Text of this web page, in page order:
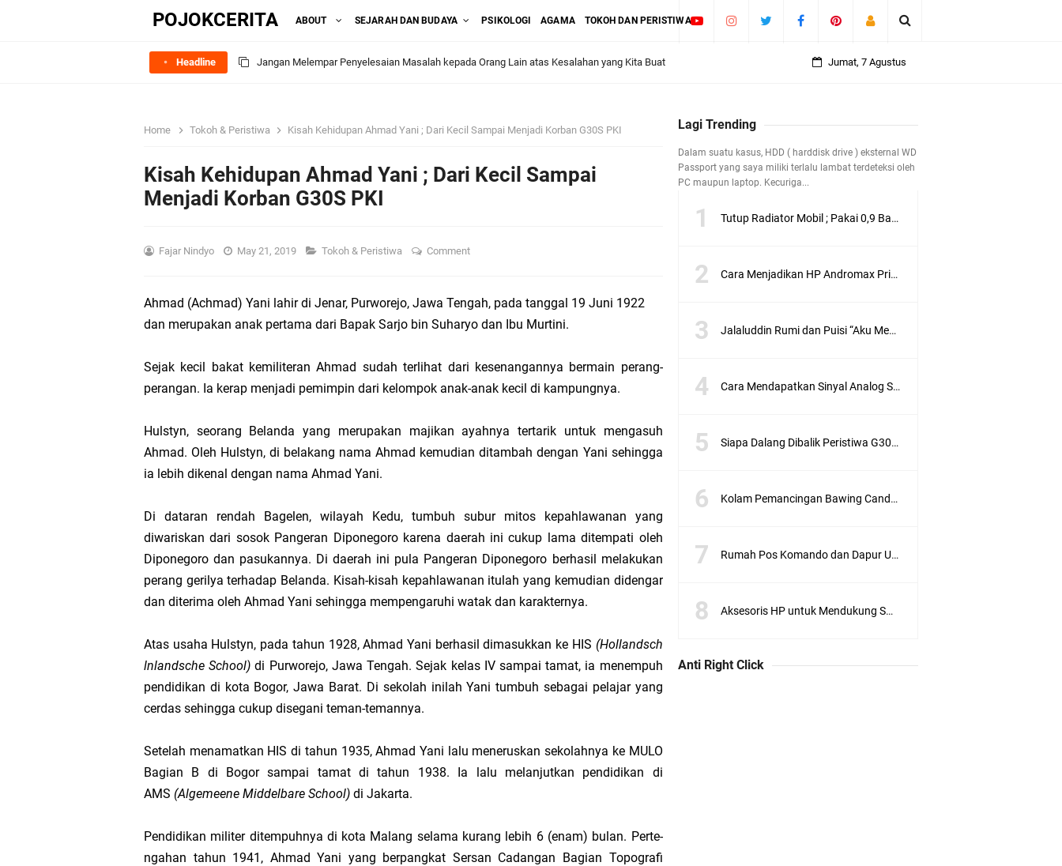
POJOKCERITA ABOUT SEJARAH DAN BUDAYA PSIKOLOGI AGAMA TOKOH DAN PERISTIWA
Headline Stop Menormalisasi Politik Kantor
Asuransi Kesehatan; Lini Bisnis Asuransi Umum atau Asuransi Jiwa?
Perbedaan ‘Perlakuan’ atas Produk Asuransi Kecelakaan Diri antara UU No. 2 Tahun 1992 dan UU No. 40 Tahun
2014
Pesugihan Gunung Kawi dan Sikap Seorang Muslim yang Seharusnya
Julid-nya Orang Indonesia Menjelang Hari Raya Kurban
Saat Tiba Di Persimpangan Jalan
Ketika Permainan “Cari Kelompok” Justru Mengajarkan Pengkhianatan Terselubung
Tentang Laki-Laki yang Bekerja Jauh
Cara Melakukan Utang Piutang yang Benar Baik dari Sisi Psikologis maupun Administratif
Bersikap Berlebihan dalam Ibadah Sholat Tarawih di Masjid
Apakah Dapat Dibenarkan Terjadi Negosiasi KPI dalam Suatu Organisasi?
Tata Cara Penyusunan KPI Individu dalam Kondisi adanya Saling Kebergantungan (Interdependensi)
Penentuan KPI Berbasis Volume; Ilusi Pertumbuhan Tanpa Batas
Jumat, 7 Agustus
Home Tokoh & Peristiwa Kisah Kehidupan Ahmad Yani ; Dari Kecil Sampai Menjadi Korban G30S PKI
Kisah Kehidupan Ahmad Yani ; Dari Kecil Sampai
Menjadi Korban G30S PKI
Fajar Nindyo May 21, 2019 Tokoh & Peristiwa Comment
Ahmad (Achmad) Yani lahir di Jenar, Purworejo, Jawa Tengah, pada tanggal 19 Juni 1922
dan merupakan anak pertama dari Bapak Sarjo bin Suharyo dan Ibu Murtini.
Sejak kecil bakat kemiliteran Ahmad sudah terlihat dari kesenangannya bermain perang-
perangan. Ia kerap menjadi pemimpin dari kelompok anak-anak kecil di kampungnya.
Hulstyn, seorang Belanda yang merupakan majikan ayahnya tertarik untuk mengasuh
Ahmad. Oleh Hulstyn, di belakang nama Ahmad kemu­dian ditambah dengan Yani sehingga
ia lebih dikenal dengan nama Ahmad Yani.
Di dataran rendah Bagelen, wilayah Kedu, tumbuh subur mitos kepahlawanan yang
diwariskan dari sosok Pangeran Diponegoro karena daerah ini cukup lama ditempati oleh
Diponegoro dan pasukannya. Di daerah ini pula Pangeran Diponegoro berhasil melakukan
perang gerilya terhadap Belanda. Kisah-kisah kepahlawanan itulah yang kemudian didengar
dan diterima oleh Ahmad Yani sehingga mempengaruhi watak dan karakternya.
Atas usaha Hulstyn, pada tahun 1928, Ahmad Yani berhasil dimasukkan ke HIS (Hollandsch
lnlandsche School)di Purworejo, Jawa Tengah. Sejak kelas IV sampai tamat, ia menempuh
pendidikan di kota Bogor, Jawa Barat. Di sekolah inilah Yani tumbuh sebagai pelajar yang
cerdas sehingga cukup disegani teman-temannya.
Setelah menamatkan HIS di tahun 1935, Ahmad Yani lalu meneruskan sekolahnya ke MULO
Bagian B di Bogor sampai tamat di tahun 1938. Ia lalu melanjutkan pendidikan di
AMS (Algemeene Middelbare School) di Jakarta.
Pendidikan militer ditempuhnya di kota Malang selama kurang lebih 6 (enam) bulan. Perte­
ngahan tahun 1941, Ahmad Yani yang berpangkat Sersan Cadangan Bagian Topografi
Lagi Trending
Dalam suatu kasus, HDD ( harddisk drive ) eksternal WD
Passport yang saya miliki terlalu lambat terdeteksi oleh
PC maupun laptop. Kecuriga...
Tutup Radiator Mobil ; Pakai 0,9 Bar atau 1,1 Bar ?
Cara Menjadikan HP Andromax Prime 4G LTE sebagai Perangkat Wifi Hotspot
Jalaluddin Rumi dan Puisi “Aku Mencintamu dalam Diam”
Cara Mendapatkan Sinyal Analog Stasiun Trans TV di Jakarta
Siapa Dalang Dibalik Peristiwa G30S 1965 ?
Kolam Pemancingan Bawing Candra Kirana, Sukadiri, Tangerang
Rumah Pos Komando dan Dapur Umum di Kompleks Lubang Buaya Jakarta
Aksesoris HP untuk Mendukung Swafoto
Anti Right Click